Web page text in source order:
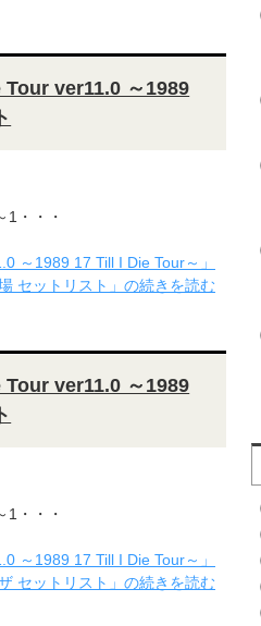
ver11.0 ～1989
・・・
～1989 17 Till I Die Tour～」
セットリスト」の続きを読む
ver11.0 ～1989
・・・
～1989 17 Till I Die Tour～」
セットリスト」の続きを読む